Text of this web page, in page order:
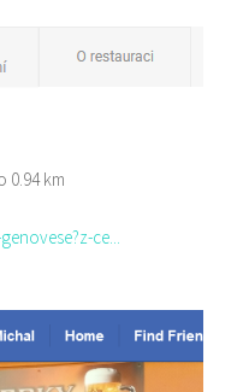
0.94 km
ce...